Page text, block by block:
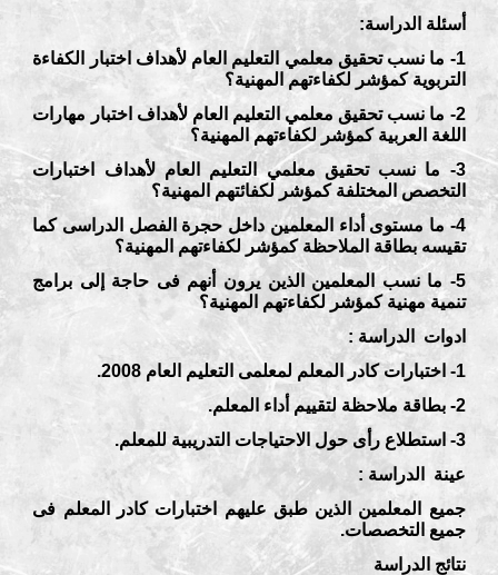
أسئلة الدراسة:
1- ما نسب تحقيق معلمي التعليم العام لأهداف اختبار الكفاءة
التربوية كمؤشر لكفاءتهم المهنية؟
2- ما نسب تحقيق معلمي التعليم العام لأهداف اختبار مهارات
اللغة العربية كمؤشر لكفاءتهم المهنية؟
3- ما نسب تحقيق معلمي التعليم العام لأهداف اختبارات
التخصص المختلفة كمؤشر لكفائتهم المهنية؟
4- ما مستوى أداء المعلمين داخل حجرة الفصل الدراسى كما
تقيسه بطاقة الملاحظة كمؤشر لكفاءتهم المهنية؟
5- ما نسب المعلمين الذين يرون أنهم فى حاجة إلى برامج
تنمية مهنية كمؤشر لكفاءتهم المهنية؟
ادوات الدراسة :
1- اختبارات كادر المعلم لمعلمى التعليم العام 2008.
2- بطاقة ملاحظة لتقييم أداء المعلم.
3- استطلاع رأى حول الاحتياجات التدريبية للمعلم.
عينة الدراسة :
جميع المعلمين الذين طبق عليهم اختبارات كادر المعلم فى
جميع التخصصات.
نتائج الدراسة